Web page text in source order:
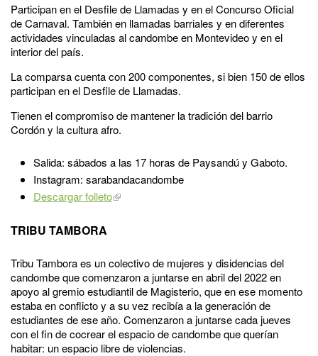
Participan en el Desfile de Llamadas y en el Concurso Oficial
de Carnaval. También en llamadas barriales y en diferentes
actividades vinculadas al candombe en Montevideo y en el
interior del país.
La comparsa cuenta con 200 componentes, si bien 150 de ellos
participan en el Desfile de Llamadas.
Tienen el compromiso de mantener la tradición del barrio
Cordón y la cultura afro.
Salida: sábados a las 17 horas de Paysandú y Gaboto.
Instagram: sarabandacandombe
Descargar folleto
TRIBU TAMBORA
Tribu Tambora es un colectivo de mujeres y disidencias del
candombe que comenzaron a juntarse en abril del 2022 en
apoyo al gremio estudiantil de Magisterio, que en ese momento
estaba en conflicto y a su vez recibía a la generación de
estudiantes de ese año. Comenzaron a juntarse cada jueves
con el fin de cocrear el espacio de candombe que querían
habitar: un espacio libre de violencias.